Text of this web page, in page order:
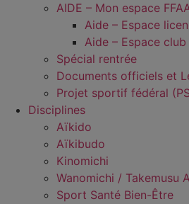
AIDE – Mon espace
Aide – Espace
Aide – Espace club
Spécial rentrée
Documents officiels et
Projet sportif fédéral
Disciplines
Aïkido
Aïkibudo
Kinomichi
Wanomichi / Takemusu
Sport Santé Bien-Être